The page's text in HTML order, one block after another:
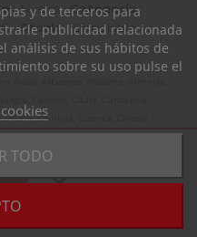
favorite_border
:Nuevo-Categoría:
€ -Stock: Disponible
y de terceros para
publicidad relacionada
análisis de sus hábitos de
sobre su uso pulse el
TODO
Álava, Albacete, Alicante, Almería,
La Rioja, Cuenca, Girona,
Huesca, Jaen, León, Lleida, Lugo,
Palencia, Pontevedra, Rioja,